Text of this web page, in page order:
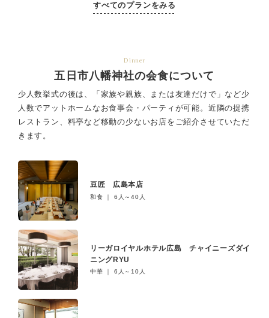
すべてのプランをみる
Dinner
五日市八幡神社の会食について
少人数挙式の後は、「家族や親族、または友達だけで」など少
人数でアットホームなお食事会・パーティが可能。 近隣の提携
レストラン、料亭など移動の少ないお店をご紹介させていただ
きます。
豆匠 広島本店
和食 ｜ 6人～40人
リーガロイヤルホテル広島 チャイニーズダイ
ニングRYU
中華 ｜ 6人～10人